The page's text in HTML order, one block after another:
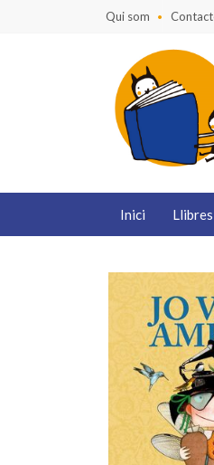
Qui som
Inici Llibres